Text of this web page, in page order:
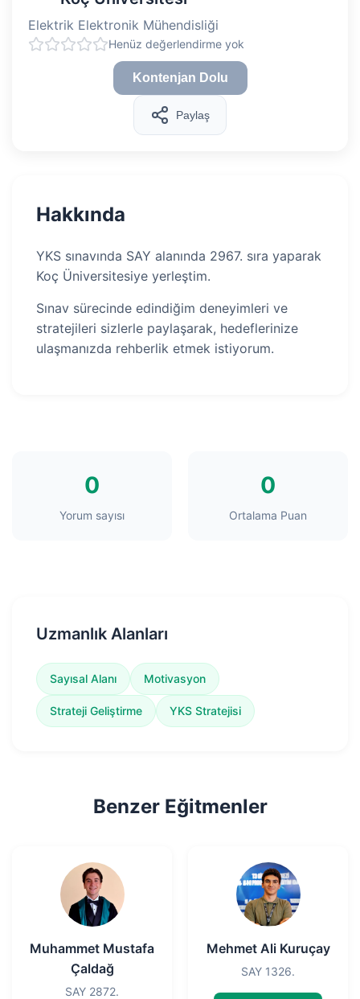
Elektrik Elektronik Mühendisliği
Henüz değerlendirme yok
Kontenjan Dolu
Paylaş
Hakkında
YKS sınavında SAY alanında 2967. sıra yaparak
Koç Üniversitesiye yerleştim.
Sınav sürecinde edindiğim deneyimleri ve
stratejileri sizlerle paylaşarak, hedeflerinize
ulaşmanızda rehberlik etmek istiyorum.
0
Yorum sayısı
0
Ortalama Puan
Uzmanlık Alanları
Sayısal Alanı Motivasyon
Strateji Geliştirme YKS Stratejisi
Benzer Eğitmenler
Muhammet Mustafa
Çaldağ
SAY 2872.
Mehmet Ali Kuruçay
SAY 1326.